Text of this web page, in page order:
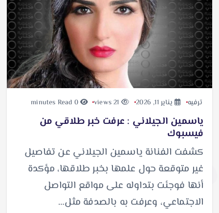
ترفيه يناير 11, 2026 21 views
0 minutes Read
ياسمين الجيلاني : عرفت خبر طلاقي من
فيسبوك
كشفت الفنانة ياسمين الجيلاني عن تفاصيل
غير متوقعة حول علمها بخبر طلاقها، مؤكدة
أنها فوجئت بتداوله على مواقع التواصل
الاجتماعي، وعرفت به بالصدفة مثل…